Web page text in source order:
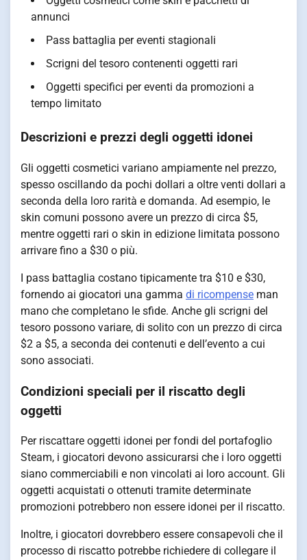
annunci
Pass battaglia per eventi stagionali
Scrigni del tesoro contenenti oggetti rari
Oggetti specifici per eventi da promozioni a
tempo limitato
Descrizioni e prezzi degli oggetti idonei
Gli oggetti cosmetici variano ampiamente nel prezzo,
spesso oscillando da pochi dollari a oltre venti dollari a
seconda della loro rarità e domanda. Ad esempio, le
skin comuni possono avere un prezzo di circa $5,
mentre oggetti rari o skin in edizione limitata possono
arrivare fino a $30 o più.
I pass battaglia costano tipicamente tra $10 e $30,
fornendo ai giocatori una gamma di ricompense man
mano che completano le sfide. Anche gli scrigni del
tesoro possono variare, di solito con un prezzo di circa
$2 a $5, a seconda dei contenuti e dell’evento a cui
sono associati.
Condizioni speciali per il riscatto degli
oggetti
Per riscattare oggetti idonei per fondi del portafoglio
Steam, i giocatori devono assicurarsi che i loro oggetti
siano commerciabili e non vincolati ai loro account. Gli
oggetti acquistati o ottenuti tramite determinate
promozioni potrebbero non essere idonei per il riscatto.
Inoltre, i giocatori dovrebbero essere consapevoli che il
processo di riscatto potrebbe richiedere di collegare il